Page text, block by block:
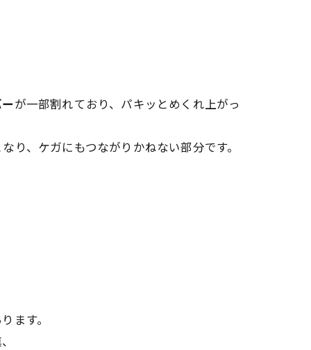
が一部割れており、パキッとめくれ上がっ
り、ケガにもつながりかねない部分です。
ます。